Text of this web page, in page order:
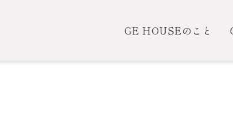
GE HOUSEのこと